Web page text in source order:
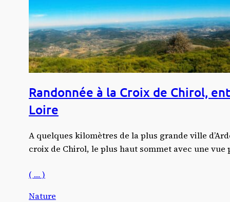
Randonnée à la Croix de Chirol,
Loire
A quelques kilomètres de la plus grande ville
croix de Chirol, le plus haut sommet avec une
( … )
Nature